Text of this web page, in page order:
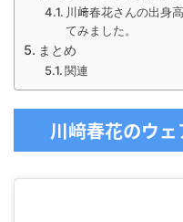
川﨑春花さんの出身
てみました。
まとめ
関連
川﨑春花のウ